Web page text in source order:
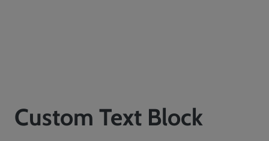
Custom Text Block